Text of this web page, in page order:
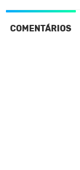
COMENTÁRIOS